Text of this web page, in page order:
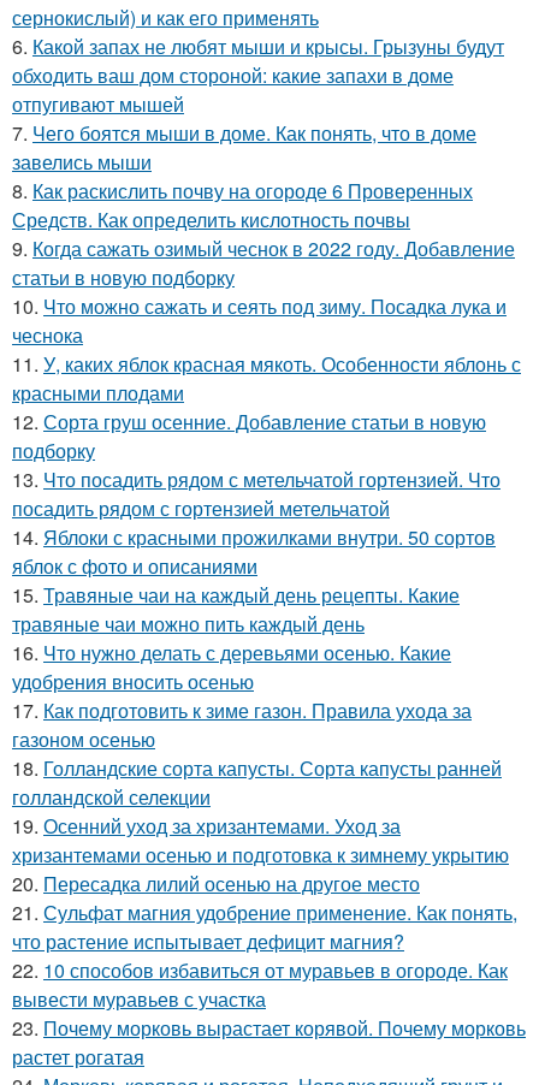
сернокислый) и как его применять
6. Какой запах не любят мыши и крысы. Грызуны будут
обходить ваш дом стороной: какие запахи в доме
отпугивают мышей
7. Чего боятся мыши в доме. Как понять, что в доме
завелись мыши
8. Как раскислить почву на огороде 6 Проверенных
Средств. Как определить кислотность почвы
9. Когда сажать озимый чеснок в 2022 году. Добавление
статьи в новую подборку
10. Что можно сажать и сеять под зиму. Посадка лука и
чеснока
11. У, каких яблок красная мякоть. Особенности яблонь с
красными плодами
12. Сорта груш осенние. Добавление статьи в новую
подборку
13. Что посадить рядом с метельчатой гортензией. Что
посадить рядом с гортензией метельчатой
14. Яблоки с красными прожилками внутри. 50 сортов
яблок с фото и описаниями
15. Травяные чаи на каждый день рецепты. Какие
травяные чаи можно пить каждый день
16. Что нужно делать с деревьями осенью. Какие
удобрения вносить осенью
17. Как подготовить к зиме газон. Правила ухода за
газоном осенью
18. Голландские сорта капусты. Сорта капусты ранней
голландской селекции
19. Осенний уход за хризантемами. Уход за
хризантемами осенью и подготовка к зимнему укрытию
20. Пересадка лилий осенью на другое место
21. Сульфат магния удобрение применение. Как понять,
что растение испытывает дефицит магния?
22. 10 способов избавиться от муравьев в огороде. Как
вывести муравьев с участка
23. Почему морковь вырастает корявой. Почему морковь
растет рогатая